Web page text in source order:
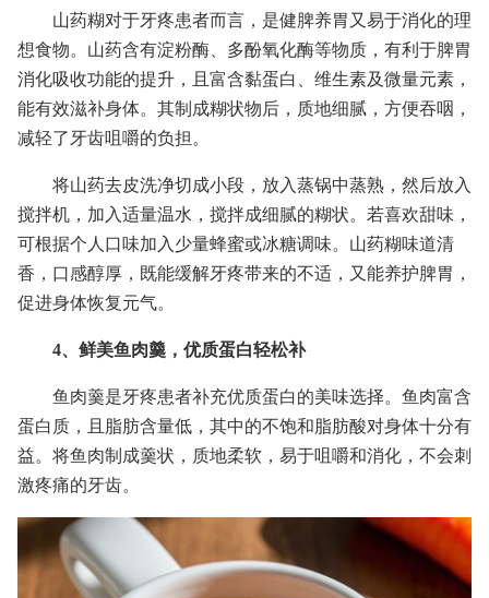
山药糊对于牙疼患者而言，是健脾养胃又易于消化的理
想食物。山药含有淀粉酶、多酚氧化酶等物质，有利于脾胃
消化吸收功能的提升，且富含黏蛋白、维生素及微量元素，
能有效滋补身体。其制成糊状物后，质地细腻，方便吞咽，
减轻了牙齿咀嚼的负担。
将山药去皮洗净切成小段，放入蒸锅中蒸熟，然后放入
搅拌机，加入适量温水，搅拌成细腻的糊状。若喜欢甜味，
可根据个人口味加入少量蜂蜜或冰糖调味。山药糊味道清
香，口感醇厚，既能缓解牙疼带来的不适，又能养护脾胃，
促进身体恢复元气。
4、鲜美鱼肉羹，优质蛋白轻松补
鱼肉羹是牙疼患者补充优质蛋白的美味选择。鱼肉富含
蛋白质，且脂肪含量低，其中的不饱和脂肪酸对身体十分有
益。将鱼肉制成羹状，质地柔软，易于咀嚼和消化，不会刺
激疼痛的牙齿。